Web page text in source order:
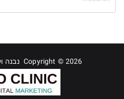
ש
Copyright © 2026 נבנה וקודם בידי - גו קליניק